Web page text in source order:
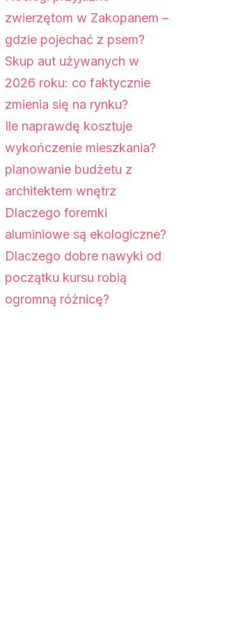
zwierzętom w Zakopanem –
gdzie pojechać z psem?
Skup aut używanych w
2026 roku: co faktycznie
zmienia się na rynku?
Ile naprawdę kosztuje
wykończenie mieszkania?
planowanie budżetu z
architektem wnętrz
Dlaczego foremki
aluminiowe są ekologiczne?
Dlaczego dobre nawyki od
początku kursu robią
ogromną różnicę?